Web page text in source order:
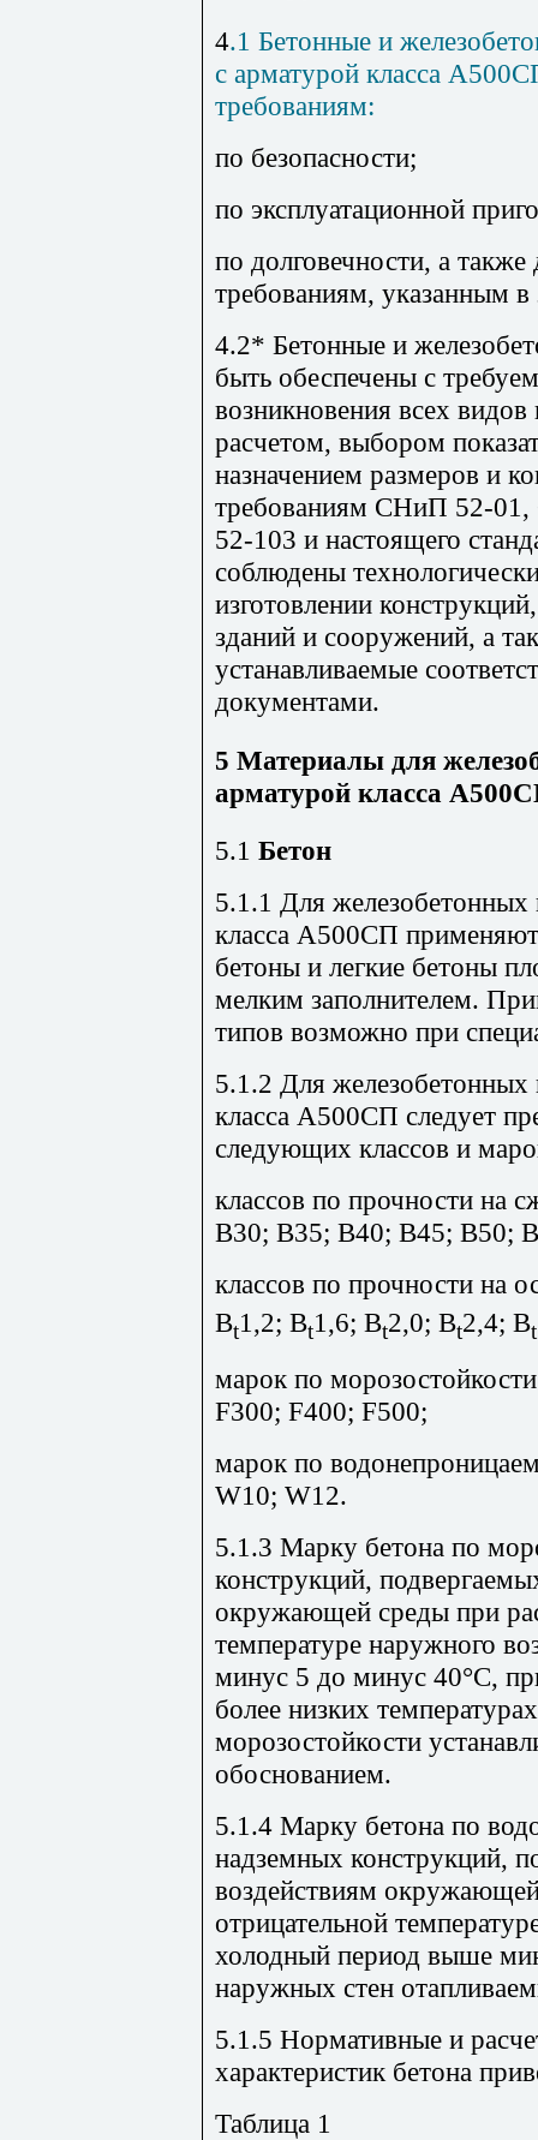
4.1 Бетонные и
с арматурой класса
требованиям:
по безопасности;
по эксплуатационной
по долговечности, а
требованиям, указанным в
4.2* Бетонные и
быть обеспечены с
возникновения всех
расчетом, выбором
назначением размеров и
требованиям СНиП 52-
52-103 и настоящего
соблюдены
изготовлении
зданий и сооружений, а
устанавливаемые
документами.
5 Материалы для
арматурой класса
5.1 Бетон
5.1.1 Для железобетонных
класса А500СП
бетоны и легкие бетоны
мелким заполнителем.
типов возможно при
5.1.2 Для железобетонных
класса А500СП следует
следующих классов и
классов по прочности на
В30; В35; В40; В45; В50;
классов по прочности на
Bt1,2; Bt1,6; Bt2,0; Bt2,4; Bt
марок по
F300; F400; F500;
марок по
W10; W12.
5.1.3 Марку бетона по
конструкций,
окружающей среды при
температуре наружного
минус 5 до минус 40°С,
более низких
морозостойкости
обоснованием.
5.1.4 Марку бетона по
надземных конструкций,
воздействиям
отрицательной
холодный период выше
наружных стен
5.1.5 Нормативные и
характеристик бетона
Таблица 1